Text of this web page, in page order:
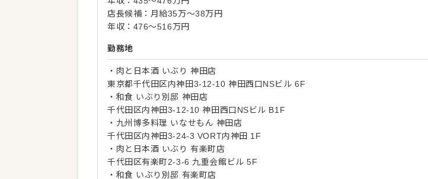
店長候補：月給35万～38万円
年収：476～516万円
勤務地
・肉と日本酒 いぶり 神田店
東京都千代田区内神田3-12-10 神田西口NSビル 6F
・和食 いぶり別邸 神田店
千代田区内神田3-12-10 神田西口NSビル B1F
・九州博多料理 いなせもん 神田店
千代田区内神田3-24-3 VORT内神田 1F
・肉と日本酒 いぶり 有楽町店
千代田区有楽町2-3-6 九重会館ビル 5F
・和食 いぶり別邸 有楽町店